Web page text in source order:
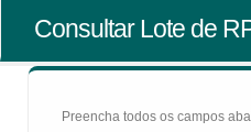
Consultar Lote de
Preencha todos os campos